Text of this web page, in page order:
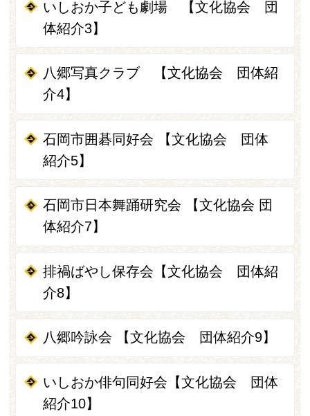
いしおか子ども劇場 【文化協会 団
体紹介3】
八郷写真クラブ 【文化協会 団体紹
介4】
石岡市囲碁同好会 【文化協会 団体
紹介5】
石岡市日本舞踊研究会 【文化協会 団
体紹介7】
排禍ばやし保存会【文化協会 団体紹
介8】
八郷吟詠会 【文化協会 団体紹介9】
いしおか俳句同好会【文化協会 団体
紹介10】